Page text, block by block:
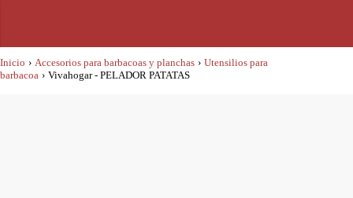
Inicio › Accesorios para barbacoas y planchas › Utensilios para
barbacoa › Vivahogar - PELADOR PATATAS